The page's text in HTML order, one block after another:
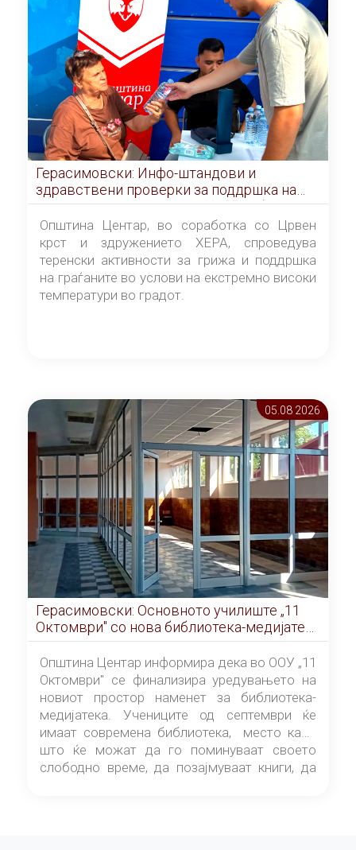
Герасимовски: Инфо-штандови и
здравствени проверки за поддршка на
граѓаните во услови на топлотен бран
Општина Центар, во соработка со Црвен
крст и здружението ХЕРА, спроведува
теренски активности за грижа и поддршка
на граѓаните во услови на екстремно високи
температури во градот.
05.08 2026
Герасимовски: Основното училиште „11
Октомври" со нова библиотека-медијатека
од септември
Општина Центар информира дека во ООУ „11
Октомври" се финализира уредувањето на
новиот простор наменет за библиотека-
медијатека. Учениците од септември ќе
имаат современа библиотека, место каде
што ќе можат да го поминуваат своето
слободно време, да позајмуваат книги, да